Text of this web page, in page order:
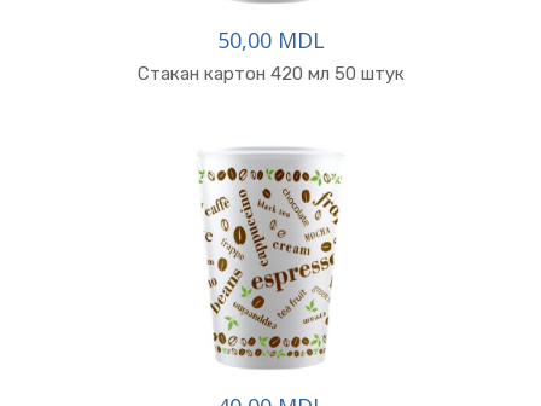
50,00 MDL
Стакан картон 420 мл 50 штук